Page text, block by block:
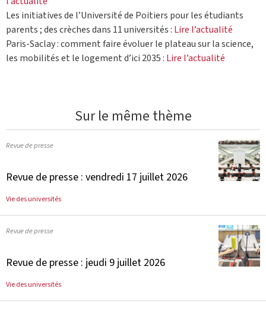
Les initiatives de l’Université de Poitiers pour les étudiants
parents ; des crèches dans 11 universités : Lire l’actualité
Paris-Saclay : comment faire évoluer le plateau sur la science,
les mobilités et le logement d’ici 2035 : Lire l’actualité
Sur le même thème
Revue de presse
Revue de presse : vendredi 17 juillet 2026
Vie des universités
Revue de presse
Revue de presse : jeudi 9 juillet 2026
Vie des universités